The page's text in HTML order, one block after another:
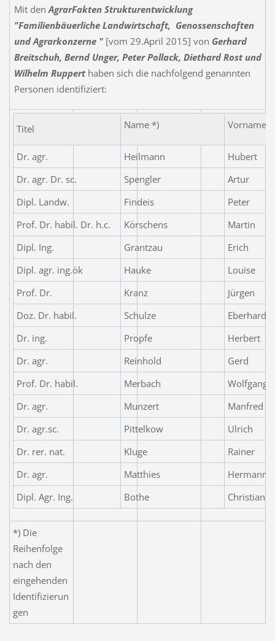
Mit den AgrarFakten Strukturentwicklung
"Familienbäuerliche Landwirtschaft, Genossenschaften
und Agrarkonzerne"[vom 29.April 2015] von Gerhard
Breitschuh, Bernd Unger, Peter Pollack, Diethard Rost und
Wilhelm Ruppert haben sich die nachfolgend genannten
Personen identifiziert:
Titel Name *) Vorname
Dr. agr. Heilmann
Hubert
Dr. agr. Dr. sc.
Spengler
Artur
Dipl. Landw.
Findeis
Peter
Prof. Dr. habil. Dr. h.c.
Körschens
Martin
Dipl. Ing.
Grantzau
Erich
Dipl. agr. ing.ök
Hauke
Louise
Prof. Dr.
Kranz
Jürgen
Doz. Dr. habil.
Schulze
Eberhard
Dr. ing.
Propfe
Herbert
Dr. agr.
Reinhold
Gerd
Prof. Dr. habil.
Merbach
Wolfgang
Dr. agr.
Munzert
Manfred
Dr. agr.sc.
Pittelkow
Ulrich
Dr. rer. nat.
Kluge
Rainer
Dr. agr.
Matthies
Hermann
Dipl. Agr. Ing.
Bothe Christian
*) Die
Reihenfolge
nach den
eingehenden
Identifizierun
gen